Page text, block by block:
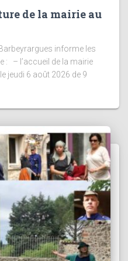
de la mairie au
informe les
: – l’accueil de la mairie
jeudi 6 août 2026 de 9